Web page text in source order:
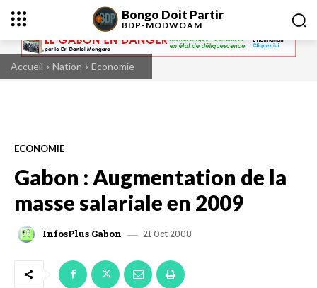
Bongo Doit Partir
BDP-MODWOAM
Accueil Nation Economie
ECONOMIE
Gabon : Augmentation de la
masse salariale en 2009
InfosPlus Gabon 21 Oct 2008